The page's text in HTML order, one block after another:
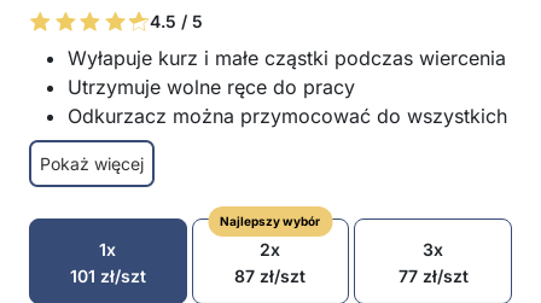
4.5 / 5
Wyłapuje kurz i małe cząstki podczas wiercenia
Utrzymuje wolne ręce do pracy
Odkurzacz można przymocować do wszystkich
płaskich powierzchni
Nadaje się do wszystkich popularnych
Również do odkurzaczy bezprzewodowych
Zapewnia czyste środowisko pracy
Skraca czas sprzątania po pracy
Pokaż więcej
1x
101 zł/szt
Najlepszy wybór
2x
87 zł/szt
3x
77 zł/szt